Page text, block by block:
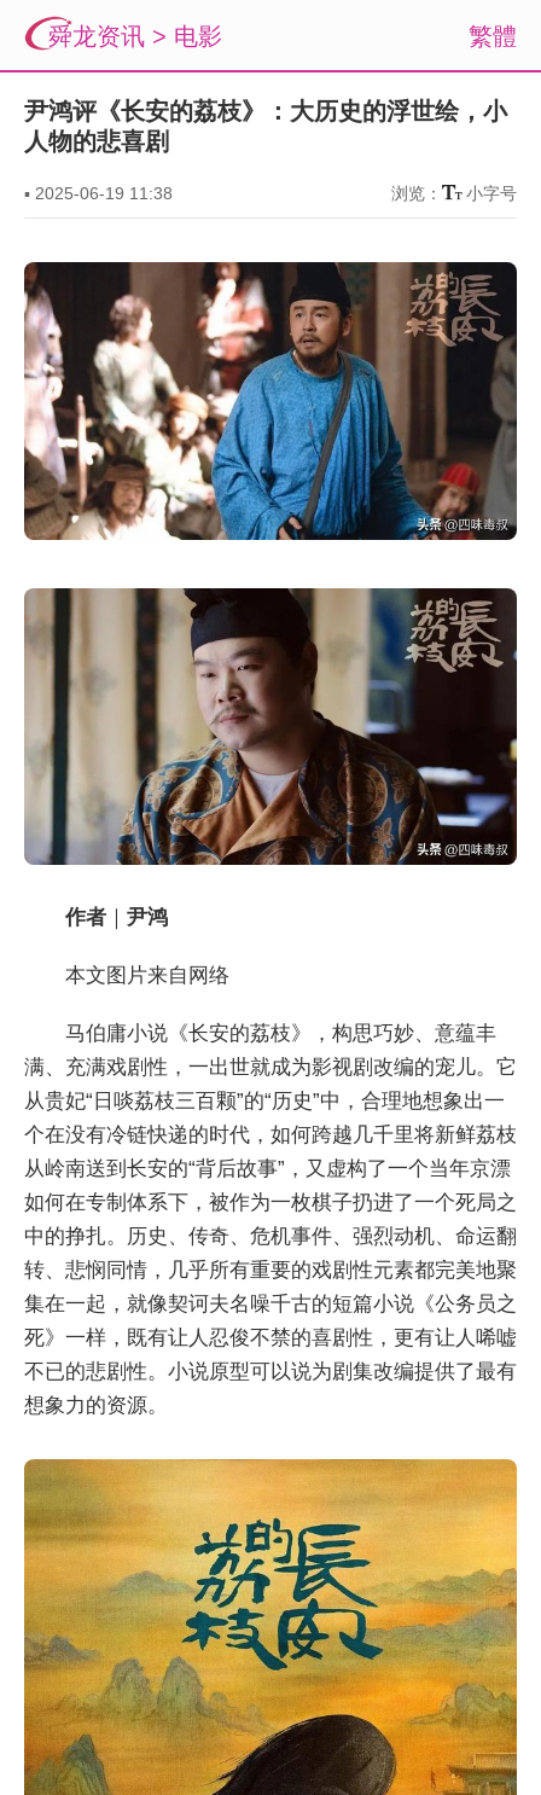
繁體
舜龙资讯 > 电影
尹鸿评《长安的荔枝》：大历史的浮世绘，小
人物的悲喜剧
▪ 2025-06-19 11:38 浏览： 小字号
作者 ｜ 尹鸿
本文图片来自网络
马伯庸小说《长安的荔枝》，构思巧妙、意蕴丰
满、充满戏剧性，一出世就成为影视剧改编的宠儿。它
从贵妃“日啖荔枝三百颗”的“历史”中，合理地想象出一
个在没有冷链快递的时代，如何跨越几千里将新鲜荔枝
从岭南送到长安的“背后故事”，又虚构了一个当年京漂
如何在专制体系下，被作为一枚棋子扔进了一个死局之
中的挣扎。历史、传奇、危机事件、强烈动机、命运翻
转、悲悯同情，几乎所有重要的戏剧性元素都完美地聚
集在一起，就像契诃夫名噪千古的短篇小说《公务员之
死》一样，既有让人忍俊不禁的喜剧性，更有让人唏嘘
不已的悲剧性。小说原型可以说为剧集改编提供了最有
想象力的资源。